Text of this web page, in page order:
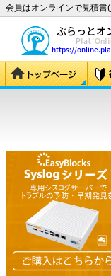
会員はオンラインで見積書(